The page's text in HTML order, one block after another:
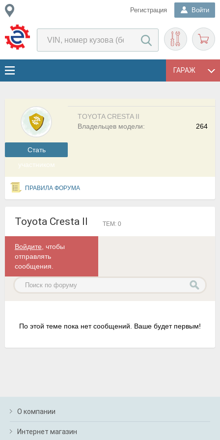
Регистрация Войти
ГАРАЖ
Cтать
участником
TOYOTA CRESTA II
264
Владельцев модели:
ПРАВИЛА ФОРУМА
Toyota Cresta II ТЕМ: 0
Войдите , чтобы
отправлять
сообщения.
По этой теме пока нет сообщений. Ваше будет первым!
О компании
Интернет магазин